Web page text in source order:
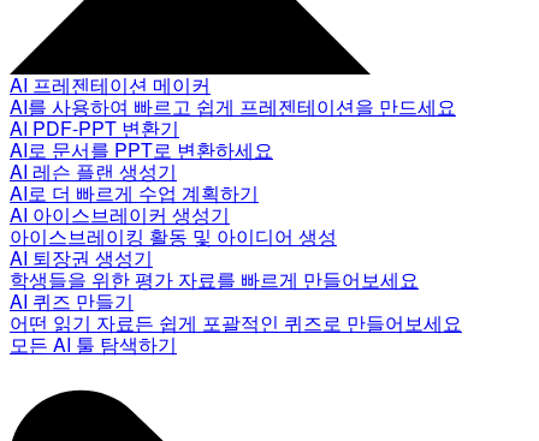
AI 프레젠테이션 메이커
AI를 사용하여 빠르고 쉽게 프레젠테이션을 만드세요
AI PDF-PPT 변환기
AI로 문서를 PPT로 변환하세요
AI 레슨 플랜 생성기
AI로 더 빠르게 수업 계획하기
AI 아이스브레이커 생성기
아이스브레이킹 활동 및 아이디어 생성
AI 퇴장권 생성기
학생들을 위한 평가 자료를 빠르게 만들어보세요
AI 퀴즈 만들기
어떤 읽기 자료든 쉽게 포괄적인 퀴즈로 만들어보세요
모든 AI 툴 탐색하기